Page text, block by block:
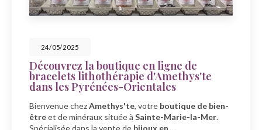
23/05/2025
Célébrez la fête des mers avec
Amethys'te à Sainte-Marie-la-Mer
À l'occasion de la fête des mers, découvrez la boutique
Amethys'te, votre spécialiste enbien-êtreet
minérauxàSainte-Marie-la-Mer…